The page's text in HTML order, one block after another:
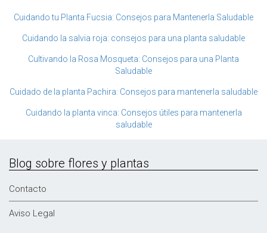
Cuidando tu Planta Fucsia: Consejos para Mantenerla Saludable
Cuidando la salvia roja: consejos para una planta saludable
Cultivando la Rosa Mosqueta: Consejos para una Planta
Saludable
Cuidado de la planta Pachira: Consejos para mantenerla saludable
Cuidando la planta vinca: Consejos útiles para mantenerla
saludable
Blog sobre flores y plantas
Contacto
Aviso Legal